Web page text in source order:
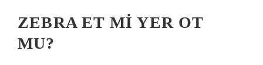
ZEBRA ET MI YER OT
MU?